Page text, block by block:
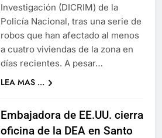
Investigación (DICRIM) de la
Policía Nacional, tras una serie de
robos que han afectado al menos
a cuatro viviendas de la zona en
días recientes. A pesar…
LEA MAS ...
Embajadora de EE.UU. cierra
oficina de la DEA en Santo